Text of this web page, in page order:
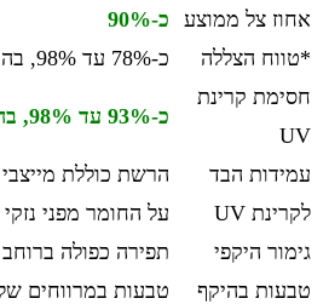
אחוז צל ממוצע
כ-90%
*טווח הצללה
כ-78% עד 98%, בהתאם לצבע הרשת
חסימת קרינת
UV
כ-93% עד 98%, בהתאם לצבע הרשת
עמידות הבד
לקרינת UV
על החומר מפני
גימור היקפי
תפירה כפולה ברוחב 5 ס"מ עם סרט חיזוק
טבעות בהיקף
טבעות במרווחים של כ-